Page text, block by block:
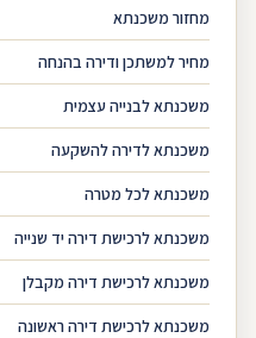
מחזור משכנתא
מחיר למשתכן ודירה בהנחה
משכנתא לבנייה עצמית
משכנתא לדירה להשקעה
משכנתא לכל מטרה
משכנתא לרכישת דירה יד שנייה
משכנתא לרכישת דירה מקבלן
משכנתא לרכישת דירה ראשונה